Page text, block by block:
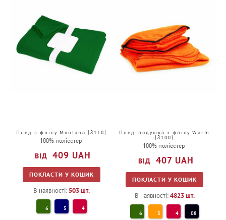
Плед з флісу Montana (3110)
100% поліестер
409 UAH
ПОКЛАСТИ У КОШИК
В наявності: 503шт.
6 5 4
Плед-подушка з флісу Warm
(3100)
100% поліестер
407 UAH
ПОКЛАСТИ У КОШИК
В наявності:4823шт.
6 3 4 08